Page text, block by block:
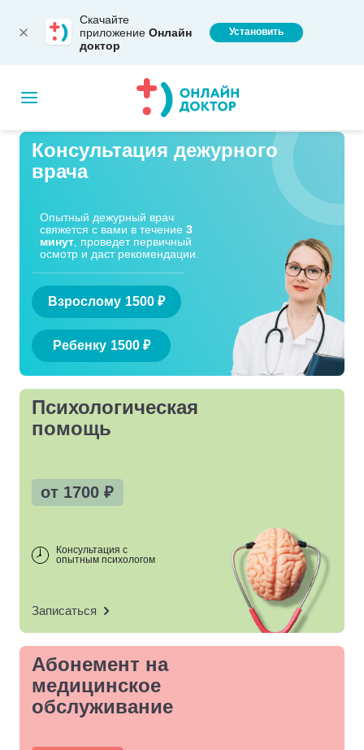
Скачайте
приложение Онлайн
доктор
Установить
Консультация дежурного
врача
Опытный дежурный врач
свяжется с вами в течение 3
минут , проведет первичный
осмотр и даст рекомендации.
Взрослому 1500 ₽
Ребенку 1500 ₽
Психологическая
помощь
от 1700 ₽
Консультация с
опытным психологом
Записаться
Абонемент на
медицинское
обслуживание